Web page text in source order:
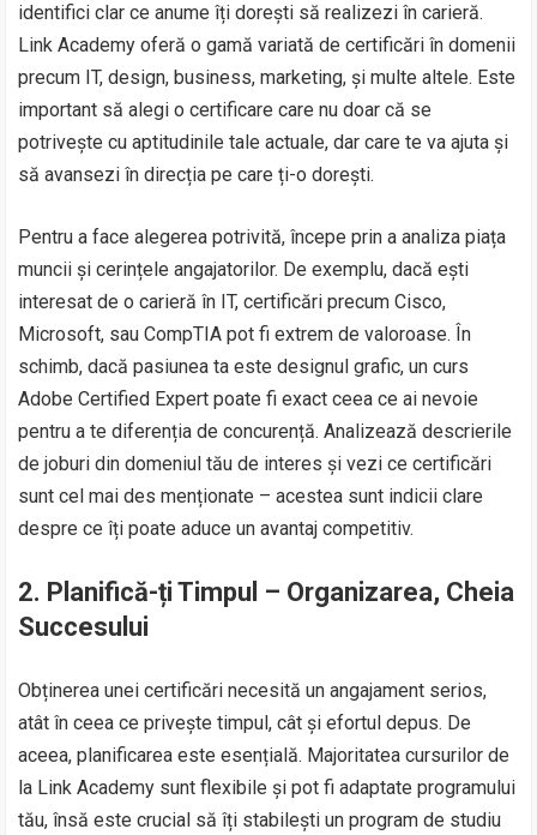
identifici clar ce anume îți dorești să realizezi în carieră.
Link Academy oferă o gamă variată de certificări în domenii
precum IT, design, business, marketing, și multe altele. Este
important să alegi o certificare care nu doar că se
potrivește cu aptitudinile tale actuale, dar care te va ajuta și
să avansezi în direcția pe care ți-o dorești.
Pentru a face alegerea potrivită, începe prin a analiza piața
muncii și cerințele angajatorilor. De exemplu, dacă ești
interesat de o carieră în IT, certificări precum Cisco,
Microsoft, sau CompTIA pot fi extrem de valoroase. În
schimb, dacă pasiunea ta este designul grafic, un curs
Adobe Certified Expert poate fi exact ceea ce ai nevoie
pentru a te diferenția de concurență. Analizează descrierile
de joburi din domeniul tău de interes și vezi ce certificări
sunt cel mai des menționate – acestea sunt indicii clare
despre ce îți poate aduce un avantaj competitiv.
2. Planifică-ți Timpul – Organizarea, Cheia
Succesului
Obținerea unei certificări necesită un angajament serios,
atât în ceea ce privește timpul, cât și efortul depus. De
aceea, planificarea este esențială. Majoritatea cursurilor de
la Link Academy sunt flexibile și pot fi adaptate programului
tău, însă este crucial să îți stabilești un program de studiu